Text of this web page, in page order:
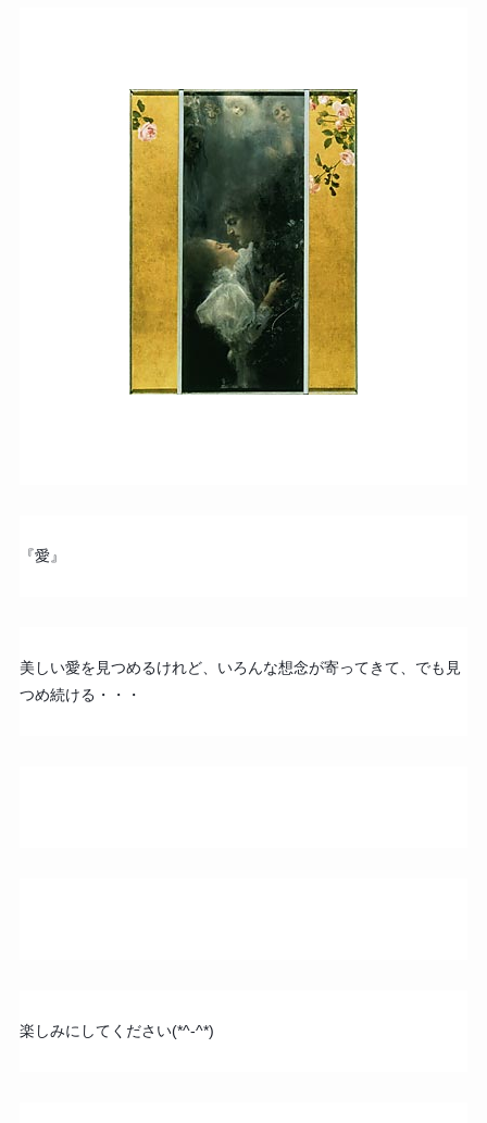
『愛』
美しい愛を見つめるけれど、いろんな想念が寄ってきて、でも見
つめ続ける・・・
楽しみにしてください(*^-^*)